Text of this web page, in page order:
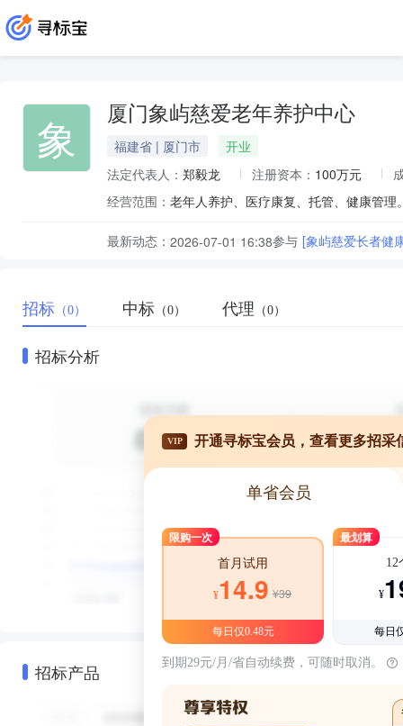
象 厦门象屿慈爱老年养护中心
福建省 | 厦门市
开业
法定代表人： 郑毅龙 注册资本： 100万元
经营范围： 老年人养护、医疗康复、托管、健康管理
最新动态： 2026-07-01 16:38参与 [象屿慈爱长者健
招标 （0） 中标 （0） 代理 （0）
招标分析
招标产品
VIP 开通寻标宝会员，查看更多招采
单省会员
限购一次
首月试用
¥14.9 ¥39
每日仅0.48元
最划算
12
¥
每日
到期29元/月/省自动续费，可随时取消。